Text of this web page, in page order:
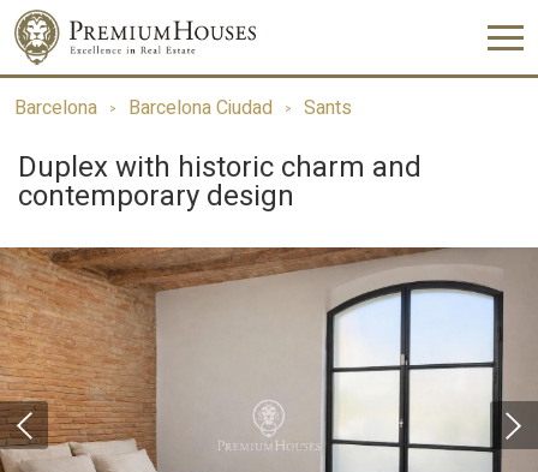
Barcelona Barcelona Ciudad Sants
Duplex with historic charm and
contemporary design